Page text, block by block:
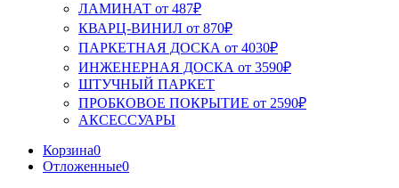
ЛАМИНАТ от 487₽
КВАРЦ-ВИНИЛ от 870₽
ПАРКЕТНАЯ ДОСКА от 4030₽
ИНЖЕНЕРНАЯ ДОСКА от 3590₽
ШТУЧНЫЙ ПАРКЕТ
ПРОБКОВОЕ ПОКРЫТИЕ от 2590₽
АКСЕССУАРЫ
Корзина0
Отложенные0